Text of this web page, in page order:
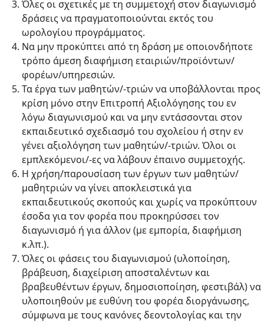
Όλες οι σχετικές με τη συμμετοχή στον διαγωνισμό
δράσεις να πραγματοποιούνται εκτός του
ωρολογίου προγράμματος.
Να μην προκύπτει από τη δράση με οποιονδήποτε
τρόπο άμεση διαφήμιση εταιριών/προϊόντων/
φορέων/υπηρεσιών.
Τα έργα των μαθητών/-τριών να υποβάλλονται προς
κρίση μόνο στην Επιτροπή Αξιολόγησης του εν
λόγω διαγωνισμού και να μην εντάσσονται στον
εκπαιδευτικό σχεδιασμό του σχολείου ή στην εν
γένει αξιολόγηση των μαθητών/-τριών. Όλοι οι
εμπλεκόμενοι/-ες να λάβουν έπαινο συμμετοχής.
Η χρήση/παρουσίαση των έργων των μαθητών/
μαθητριών να γίνει αποκλειστικά για
εκπαιδευτικούς σκοπούς και χωρίς να προκύπτουν
έσοδα για τον φορέα που προκηρύσσει τον
διαγωνισμό ή για άλλον (με εμπορία, διαφήμιση
κ.λπ.).
Όλες οι φάσεις του διαγωνισμού (υλοποίηση,
βράβευση, διαχείριση αποσταλέντων και
βραβευθέντων έργων, δημοσιοποίηση, φεστιβάλ) να
υλοποιηθούν με ευθύνη του φορέα διοργάνωσης,
σύμφωνα με τους κανόνες δεοντολογίας και την